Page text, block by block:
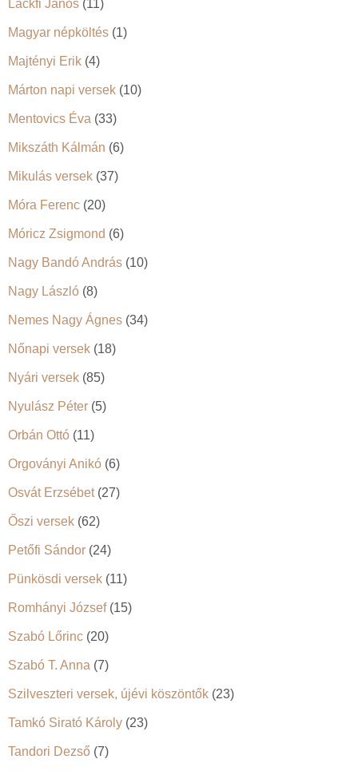
Lackfi János (11)
Magyar népköltés (1)
Majtényi Erik (4)
Márton napi versek (10)
Mentovics Éva (33)
Mikszáth Kálmán (6)
Mikulás versek (37)
Móra Ferenc (20)
Móricz Zsigmond (6)
Nagy Bandó András (10)
Nagy László (8)
Nemes Nagy Ágnes (34)
Nőnapi versek (18)
Nyári versek (85)
Nyulász Péter (5)
Orbán Ottó (11)
Orgoványi Anikó (6)
Osvát Erzsébet(27)
Őszi versek (62)
Petőfi Sándor (24)
Pünkösdi versek (11)
Romhányi József(15)
Szabó Lőrinc (20)
Szabó T. Anna (7)
Szilveszteri versek, újévi köszöntők (23)
Tamkó Sirató Károly (23)
Tandori Dezső (7)